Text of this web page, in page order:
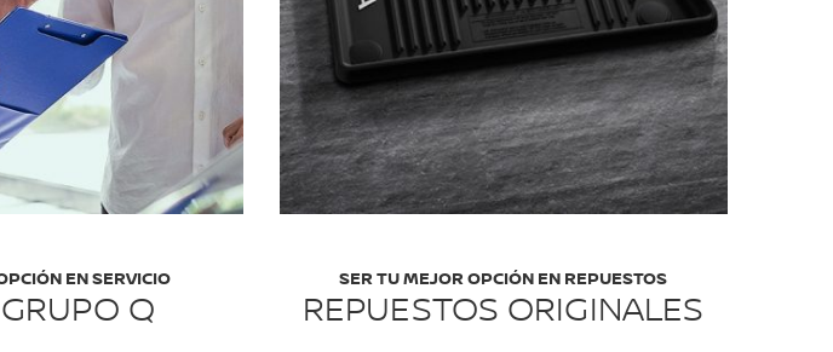
Q
EN SERVICIO
REPUESTOS ORIGINALES
SER TU MEJOR OPCIÓN EN REPUESTOS